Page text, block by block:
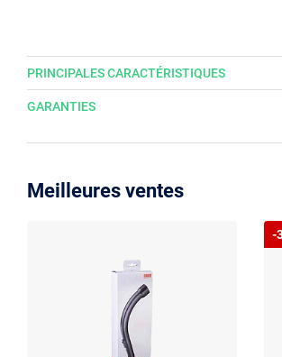
PRINCIPALES CARACTÉRISTIQUES
GARANTIES
Meilleures ventes
-